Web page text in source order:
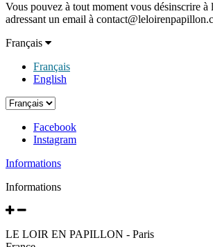
Vous pouvez à tout moment vous désinscrire à
adressant un email à
Français
Français
English
Facebook
Instagram
Informations
Informations
LE LOIR EN PAPILLON - Paris